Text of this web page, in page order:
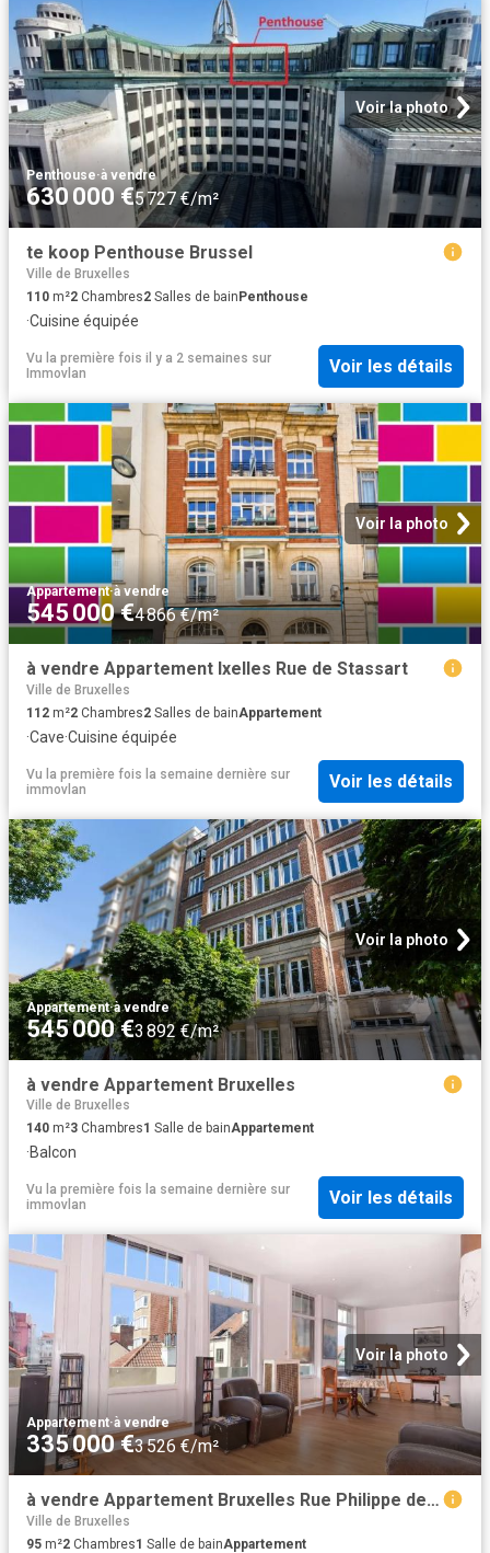
Voir la photo
Penthouse·à vendre
630 000 €5 727 €/m²
te koop Penthouse Brussel
Ville de Bruxelles
110 m²2 Chambres2 Salles de bain Penthouse
·Cuisine équipée
Vu la première fois il y a 2 semaines sur
Immovlan
Voir les détails
Voir la photo
Appartement·à vendre
545 000 €4 866 €/m²
à vendre Appartement Ixelles Rue de Stassart
Ville de Bruxelles
112 m²2 Chambres2 Salles de bainAppartement
·Cave·Cuisine équipée
Vu la première fois la semaine dernière sur
immovlan
Voir les détails
Voir la photo
Appartement·à vendre
545 000 €3 892 €/m²
à vendre Appartement Bruxelles
Ville de Bruxelles
140 m²3 Chambres1 Salle de bainAppartement
·Balcon
Vu la première fois la semaine dernière sur
immovlan
Voir les détails
Voir la photo
Appartement·à vendre
335 000 €3 526 €/m²
à vendre Appartement Bruxelles Rue Philippe de Champagne
Ville de Bruxelles
95 m²2 Chambres1 Salle de bainAppartement